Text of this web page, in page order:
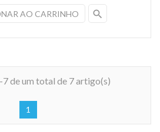
AO CARRINHO search
de um total de 7 artigo(s)
1